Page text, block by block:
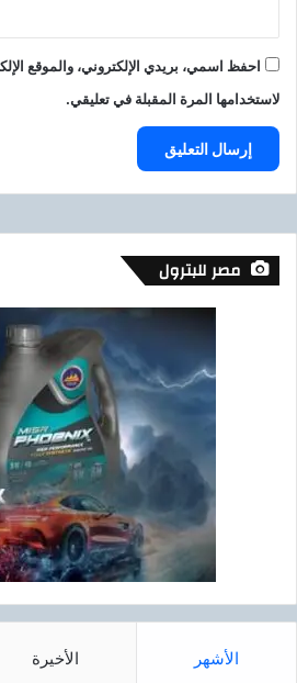
احفظ اسمي، بريدي الإلكتروني، والموقع
لاستخدامها المرة المقبلة في تعليقي.
مصر للبترول
الأشهر الأخيرة